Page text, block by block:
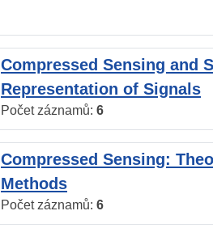
Compressed Sensing and
Representation of Signals
Počet záznamů: 6
Compressed Sensing:
Methods
Počet záznamů: 6